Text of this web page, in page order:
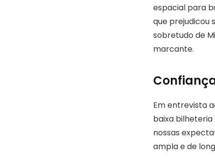
espacial para
que prejudicou
sobretudo de
marcante.
Em entrevista
baixa bilheteria
nossas
ampla e de